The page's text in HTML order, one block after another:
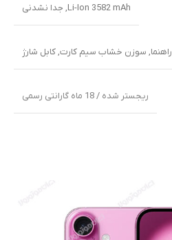
Li-Ion 3582 mAh, جدا نشدنی
, سوزن خشاب سیم کارت,کابل شارژ
ریجستر شده / 18 ماه گارانتی رسمی